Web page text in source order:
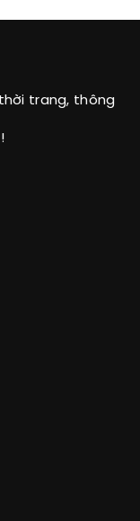
trang, thông